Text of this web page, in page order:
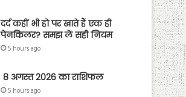
दर्द कहीं भी हो पर खाते हैं एक ही
पेनकिलर? समझ लें सही नियम
5 hours ago
8 अगस्त 2026 का राशिफल
5 hours ago